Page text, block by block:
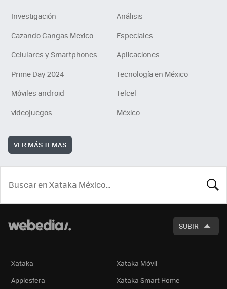
Investigación
Análisis
Cazando Gangas Mexico
Especiales
Celulares y Smartphones
Aplicaciones
Prime Day 2024
Tecnología en México
Móviles android
Telcel
videojuegos
México
VER MÁS TEMAS
SUBIR
Xataka
Xataka Móvil
Applesfera
Xataka Smart Home